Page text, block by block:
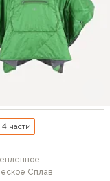
части
Сплав